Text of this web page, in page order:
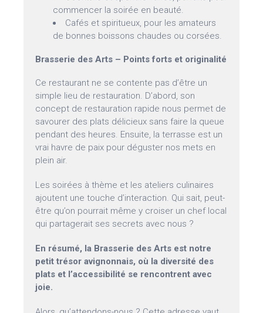
commencer la soirée en beauté.
Cafés et spiritueux, pour les amateurs
de bonnes boissons chaudes ou corsées.
Brasserie des Arts – Points forts et originalité
Ce restaurant ne se contente pas d’être un
simple lieu de restauration. D’abord, son
concept de restauration rapide nous permet de
savourer des plats délicieux sans faire la queue
pendant des heures. Ensuite, la terrasse est un
vrai havre de paix pour déguster nos mets en
plein air.
Les soirées à thème et les ateliers culinaires
ajoutent une touche d’interaction. Qui sait, peut-
être qu’on pourrait même y croiser un chef local
qui partagerait ses secrets avec nous ?
En résumé, la Brasserie des Arts est notre
petit trésor avignonnais, où la diversité des
plats et l’accessibilité se rencontrent avec
joie.